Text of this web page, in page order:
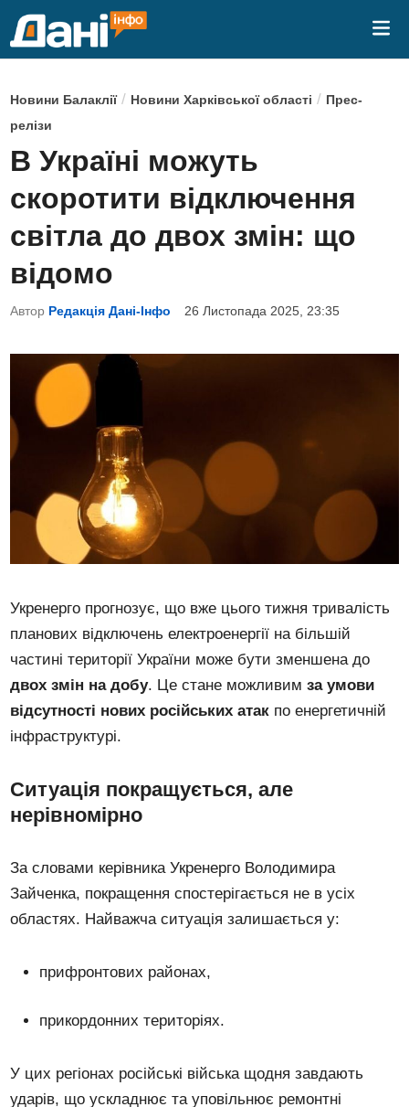
P
o
s
t
e
d
n
Новини Балаклії/ Новини Харківської області / Прес-
релізи
В Україні можуть
скоротити відключення
світла до двох змін: що
відомо
Автор Редакція Дані-Інфо 26 Листопада 2025, 23:35
Укренерго прогнозує, що вже цього тижня тривалість
планових відключень електроенергії на більшій
частині території України може бути зменшена до
двох змін на добу. Це стане можливимза умови
відсутності нових російських атак по енергетичній
інфраструктурі.
Ситуація покращується, але
нерівномірно
За словами керівника Укренерго Володимира
Зайченка, покращення спостерігається не в усіх
областях. Найважча ситуація залишається у:
прифронтових районах,
прикордонних територіях.
У цих регіонах російські війська щодня завдають
ударів, що ускладнює та уповільнює ремонтні